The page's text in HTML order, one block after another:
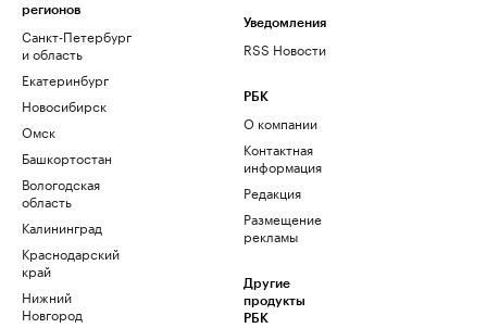
регионов
Санкт-Петербург
и область
Екатеринбург
Новосибирск
Омск
Башкортостан
Вологодская
область
Калининград
Краснодарский
край
Нижний
Новгород
Уведомления
RSS Новости
РБК
О компании
Контактная
информация
Редакция
Размещение
рекламы
Другие
продукты
РБК